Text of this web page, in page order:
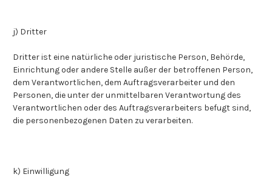
j) Dritter
Dritter ist eine natürliche oder juristische Person, Behörde,
Einrichtung oder andere Stelle außer der betroffenen Person,
dem Verantwortlichen, dem Auftragsverarbeiter und den
Personen, die unter der unmittelbaren Verantwortung des
Verantwortlichen oder des Auftragsverarbeiters befugt sind,
die personenbezogenen Daten zu verarbeiten.
k) Einwilligung